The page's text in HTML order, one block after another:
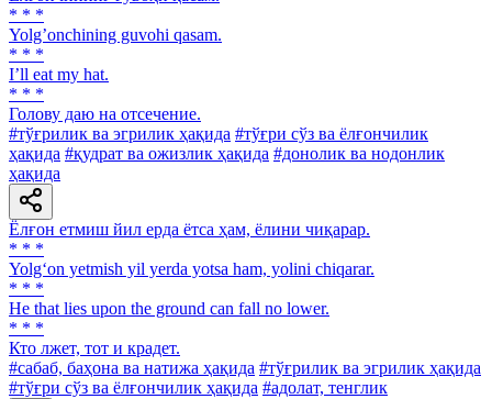
* * *
Yolgʼonchining guvohi qasam.
* * *
I’ll eat my hat.
* * *
Голову даю на отсечение.
#тўғрилик ва эгрилик ҳақида #тўғри сўз ва ёлғончилик
ҳақида #қудрат ва ожизлик ҳақида #донолик ва нодонлик
ҳақида
Ёлғон етмиш йил ерда ётса ҳам, ёлини чиқарар.
* * *
Yolg‘on yetmish yil yerda yotsa ham, yolini chiqarar.
* * *
He that lies upon the ground can fall no lower.
* * *
Кто лжет, тот и крадет.
#сабаб, баҳона ва натижа ҳақида #тўғрилик ва эгрилик ҳақида
#тўғри сўз ва ёлғончилик ҳақида #адолат, тенглик